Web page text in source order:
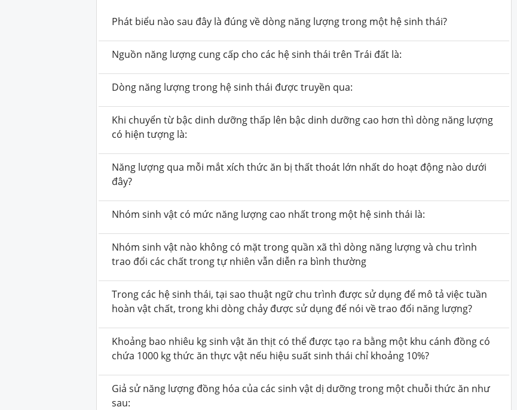
Phát biểu nào sau đây là đúng về dòng năng lượng trong một hệ sinh thái?
Nguồn năng lượng cung cấp cho các hệ sinh thái trên Trái đất là:
Dòng năng lượng trong hệ sinh thái được truyền qua:
Khi chuyển từ bậc dinh dưỡng thấp lên bậc dinh dưỡng cao hơn thì dòng năng lượng
có hiện tượng là:
Năng lượng qua mỗi mắt xích thức ăn bị thất thoát lớn nhất do hoạt động nào dưới
đây?
Nhóm sinh vật có mức năng lượng cao nhất trong một hệ sinh thái là:
Nhóm sinh vật nào không có mặt trong quần xã thì dòng năng lượng và chu trình
trao đổi các chất trong tự nhiên vẫn diễn ra bình thường
Trong các hệ sinh thái, tại sao thuật ngữ chu trình được sử dụng để mô tả việc tuần
hoàn vật chất, trong khi dòng chảy được sử dụng để nói về trao đổi năng lượng?
Khoảng bao nhiêu kg sinh vật ăn thịt có thể được tạo ra bằng một khu cánh đồng có
chứa 1000 kg thức ăn thực vật nếu hiệu suất sinh thái chỉ khoảng 10%?
Giả sử năng lượng đồng hóa của các sinh vật dị dưỡng trong một chuỗi thức ăn như
sau: